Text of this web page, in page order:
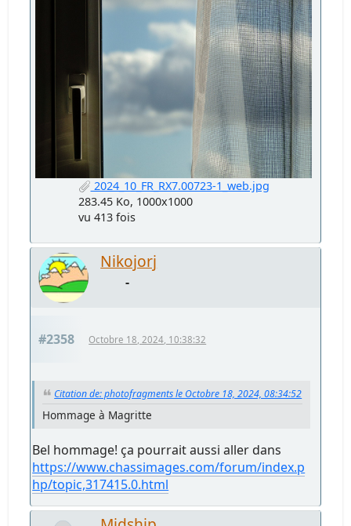
2024_10_FR_RX7.00723-1_web.jpg
283.45 Ko, 1000x1000
vu 413 fois
Nikojorj
-
#2358 Octobre 18, 2024, 10:38:32
Citation de: photofragments le Octobre 18, 2024, 08:34:52
Hommage à Magritte
Bel hommage! ça pourrait aussi aller dans
https://www.chassimages.com/forum/index.p
hp/topic,317415.0.html